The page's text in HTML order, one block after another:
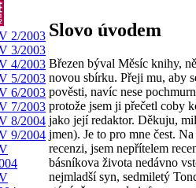
Slovo úvodem
Březen býval Měsíc knihy,
novou sbírku. Přeji mu, aby
pověsti, navíc nese
protože jsem ji přečetl coby
jako její redaktor. Děkuju,
jmen). Je to pro mne čest.
recenzi, jsem nepřítelem
básníkova života nedávno
nejmladší syn, sedmiletý